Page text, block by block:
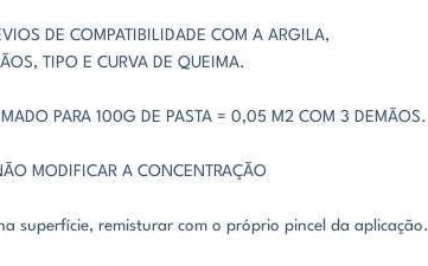
DE COMPATIBILIDADE COM A ARGILA,
TIPO E CURVA DE QUEIMA.
PARA 100G DE PASTA = 0,05 M2 COM 3 DEMÃOS.
MODIFICAR A CONCENTRAÇÃO
superfície, remisturar com o próprio pincel da aplicação.